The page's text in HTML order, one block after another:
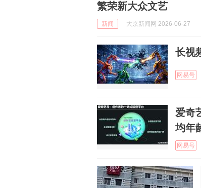
繁荣新大众文艺
新闻 大京新闻网 2026-06-27
长视
网易号
爱奇
均年
网易号